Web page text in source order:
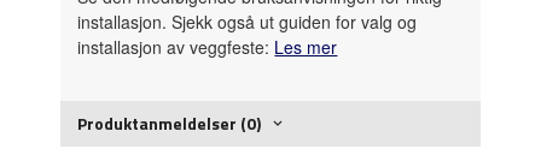
installasjon. Sjekk også ut guiden for valg og
installasjon av veggfeste: Les mer
Produktanmeldelser (0)